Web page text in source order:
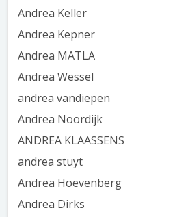
Andrea Keller
Andrea Kepner
Andrea MATLA
Andrea Wessel
andrea vandiepen
Andrea Noordijk
ANDREA KLAASSENS
andrea stuyt
Andrea Hoevenberg
Andrea Dirks